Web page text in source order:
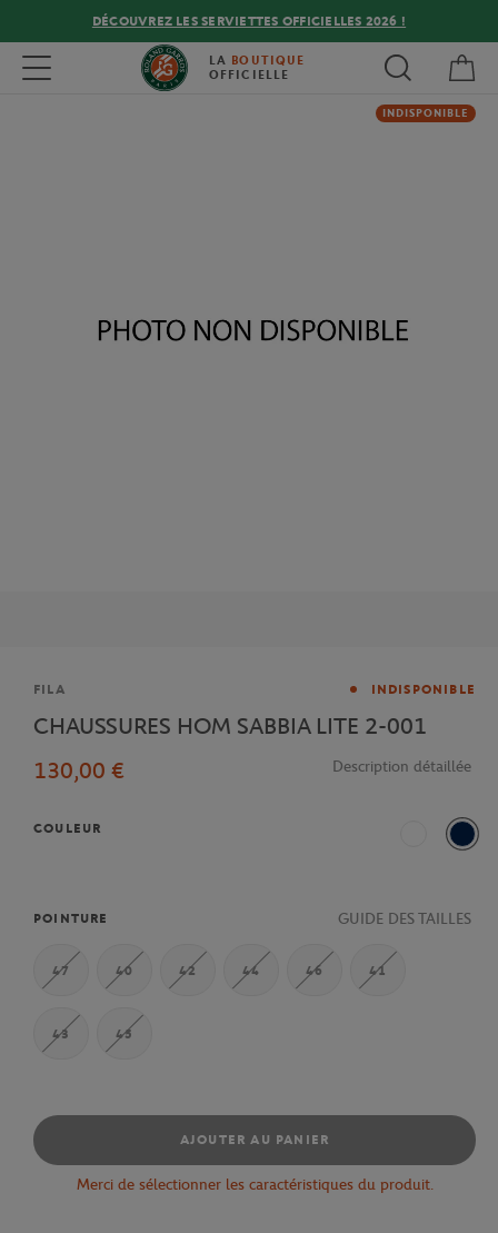
DÉCOUVREZ LES SERVIETTES OFFICIELLES 2026 !
Toggle navigation LA BOUTIQUE
OFFICIELLE
INDISPONIBLE
Marque
FILA INDISPONIBLE
CHAUSSURES HOM SABBIA LITE 2-001
130,00 €
Description détaillée
COULEUR
Blanc
POINTURE GUIDE DES TAILLES
47 40 42 44 46 41
43 45
AJOUTER AU PANIER
Merci de sélectionner les caractéristiques du produit.